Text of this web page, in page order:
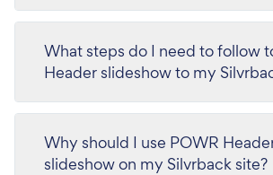
What steps do I need to follow
Header slideshow to my
Why should I use POWR
slideshow on my Silvrback site?